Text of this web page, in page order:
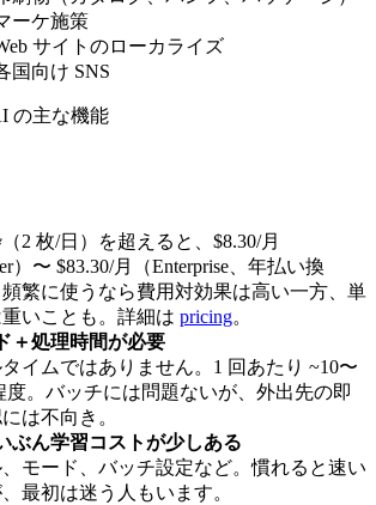
ーケ施策
サイトのローカライズ
国向け SNS
2 枚/日）を超えると、$8.30/月
）〜 $83.30/月（Enterprise、年払い換
繁に使うなら費用対効果は高い一方、単
いことも。詳細は pricing。
＋処理時間が必要
タイムではありません。1 回あたり ~10〜
度。バッチには問題ないが、外出先の即
は不向き。
ぶん学習コストが少しある
モード、バッチ設定など。慣れると速い
最初は迷う人もいます。